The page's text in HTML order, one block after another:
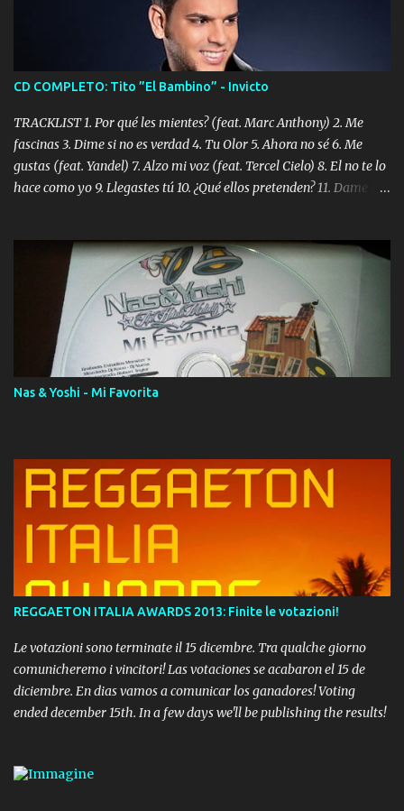
CD COMPLETO: Tito ”El Bambino” - Invicto
TRACKLIST 1. Por qué les mientes? (feat. Marc Anthony) 2. Me
fascinas 3. Dime si no es verdad 4. Tu Olor 5. Ahora no sé 6. Me
gustas (feat. Yandel) 7. Alzo mi voz (feat. Tercel Cielo) 8. El no te lo
hace como yo 9. Llegastes tú 10. ¿Qué ellos pretenden? 11. Dame la
Digital Booklet – Invicto ----------------------------- Nota:
Album proposto al massimo della qualità in formato iTunes Plus
AAC M4A; comprato su iTunes e a disposizione vostra per il
download. REGGAETON ITALIA Nosotros Somos Los Del
Momento!
Nas & Yoshi - Mi Favorita
REGGAETON ITALIA AWARDS 2013: Finite le votazioni!
Le votazioni sono terminate il 15 dicembre. Tra qualche giorno
comunicheremo i vincitori! Las votaciones se acabaron el 15 de
diciembre. En dias vamos a comunicar los ganadores! Voting
ended december 15th. In a few days we'll be publishing the results!